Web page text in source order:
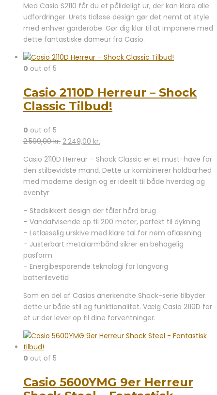
Med Casio S2110 får du et pålideligt ur, der kan klare alle
udfordringer. Urets tidløse design gør det nemt at style
med enhver garderobe. Gør dig klar til at imponere med
dette fantastiske dameur fra Casio.
0 out of 5
Casio 2110D Herreur – Shock
Classic Tilbud!
0 out of 5
2.599,00kr. Den
pris
var:
2.599,00 kr..
2.249,00 kr.
pris
er:
2.249,00 kr..
Casio 2110D Herreur – Shock Classic er et must-have for
den stilbevidste mand. Dette ur kombinerer holdbarhed
med moderne design og er ideelt til både hverdag og
eventyr
– Stødsikkert design der tåler hård brug
– Vandafvisende op til 200 meter, perfekt til dykning
– Letlæselig urskive med klare tal for nem aflæsning
– Justerbart metalarmbånd sikrer en behagelig
pasform
– Energibesparende teknologi for langvarig
batterilevetid
Som en del af Casios anerkendte Shock-serie tilbyder
dette ur både stil og funktionalitet. Vælg Casio 2110D for
et ur der lever op til dine forventninger.
0 out of 5
Casio 5600YMG 9er Herreur